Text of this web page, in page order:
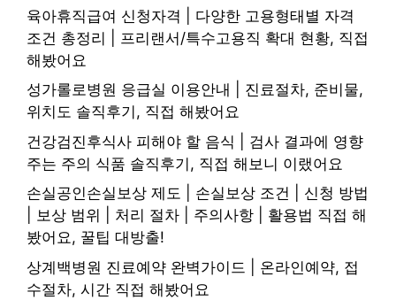
육아휴직급여 신청자격 | 다양한 고용형태별 자격
조건 총정리 | 프리랜서/특수고용직 확대 현황, 직접
해봤어요
성가롤로병원 응급실 이용안내 | 진료절차, 준비물,
위치도 솔직후기, 직접 해봤어요
건강검진후식사 피해야 할 음식 | 검사 결과에 영향
주는 주의 식품 솔직후기, 직접 해보니 이랬어요
손실공인손실보상 제도 | 손실보상 조건 | 신청 방법
| 보상 범위 | 처리 절차 | 주의사항 | 활용법 직접 해
봤어요, 꿀팁 대방출!
상계백병원 진료예약 완벽가이드 | 온라인예약, 접
수절차, 시간 직접 해봤어요